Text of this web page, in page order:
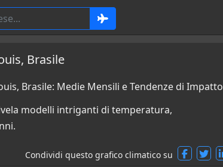
Brasile
Brasile: Medie Mensili e Tendenze di Impatto
modelli intriganti di temperatura,
Condividi questo grafico climatico su